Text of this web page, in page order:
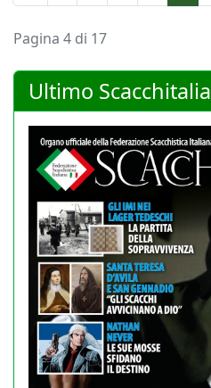
Pagina 4 di 17
Ultimo Scacchitalia